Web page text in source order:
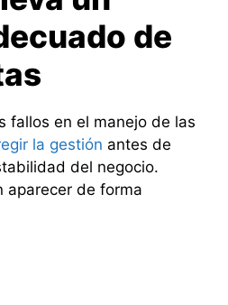
de
fallos en el manejo de las
la gestión antes de
del negocio.
aparecer de forma